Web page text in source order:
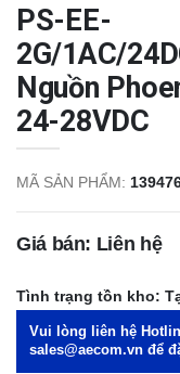
PS-EE-
2G/1AC/
Nguồn
24-28VDC
MÃ SẢN PHẨM:
Giá bán: Liên hệ
Tình trạng tồn kho:
Vui lòng liên hệ
sales@aecom.vn để